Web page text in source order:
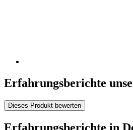
Erfahrungsberichte
Dieses Produkt bewerten
Erfahrungsberichte in